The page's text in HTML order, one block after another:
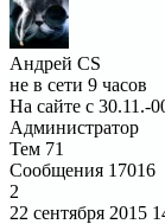
Андрей CS
не в сети 9 часов
На сайте с 30.11.-
Администратор
Тем 71
Сообщения 17016
2
22 сентября 2015